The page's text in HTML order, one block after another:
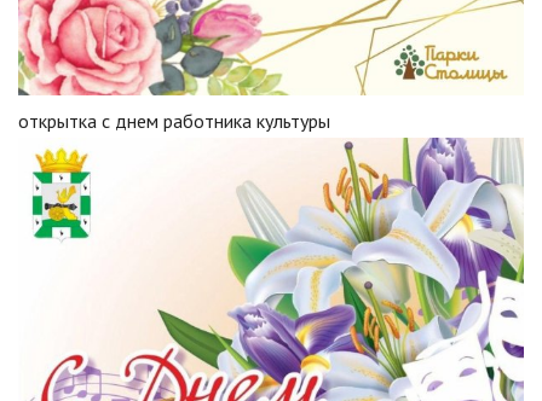
открытка с днем работника культуры